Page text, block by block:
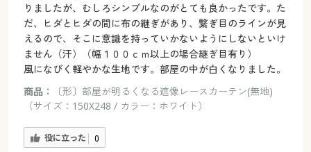
りましたが、むしろシンプルなのがとても良かったです。た
だ、ヒダとヒダの間に布の継ぎがあり、繋ぎ目のラインが見
えるので、そこに意識を持っていかないようにしないといけ
ません（汗）（幅１００ｃｍ以上の場合継ぎ目有り）
風になびく軽やかな生地です。部屋の中が白くなりました。
商品：
〔形〕部屋が明るくなる遮像レースカーテン(無地)
（サイズ：150X248 / カラー：ホワイト）
役に立った 0